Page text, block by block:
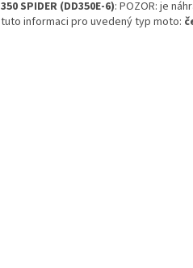
350 SPIDER (DD350E-6): POZOR: je
tuto informaci pro uvedený typ moto: